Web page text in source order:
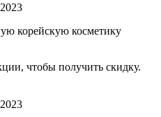
корейскую косметику
чтобы получить скидку.